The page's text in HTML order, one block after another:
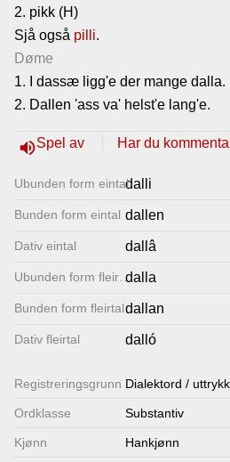
2. pikk (H)
Sjå også pilli.
Døme
1. I dassæ ligg'e der mange dalla.
2. Dallen 'ass va' helst'e lang'e.
volume_upSpel av Har du
Ubunden form eintaldalli
Bunden form eintal dallen
Dativ eintal dallâ
Ubunden form fleirtal
dalla
Bunden form fleirtaldallan
Dativ fleirtal dalló
Registrerings­grunn Dialektord / uttrykk
Ordklasse Substantiv
Kjønn Hankjønn
Nyhende
Lenkjer
Kontakt
oss